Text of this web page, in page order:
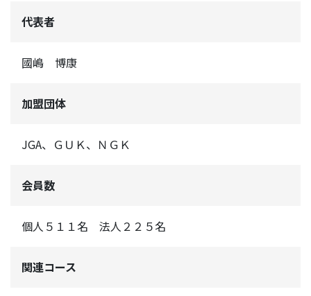
代表者
國嶋 博康
加盟団体
JGA、ＧＵＫ、ＮＧＫ
会員数
個人５１１名 法人２２５名
関連コース